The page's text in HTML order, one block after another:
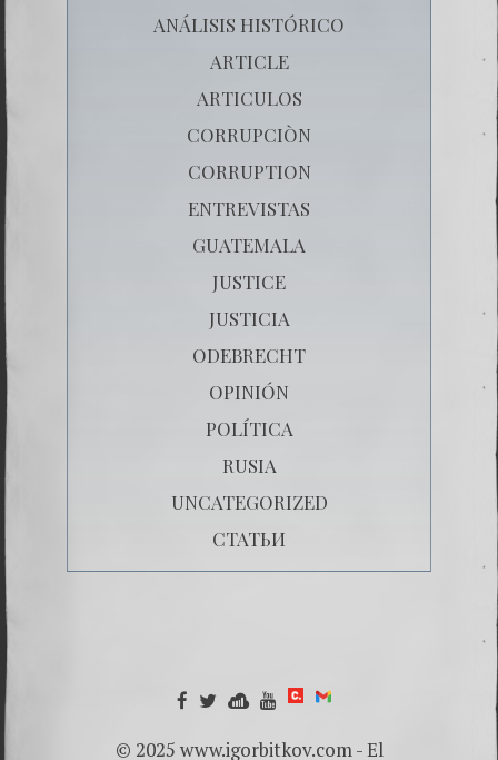
ANÁLISIS HISTÓRICO
ARTICLE
ARTICULOS
CORRUPCIÒN
CORRUPTION
ENTREVISTAS
GUATEMALA
JUSTICE
JUSTICIA
ODEBRECHT
OPINIÓN
POLÍTICA
RUSIA
UNCATEGORIZED
СТАТЬИ
© 2025 www.igorbitkov.com - El